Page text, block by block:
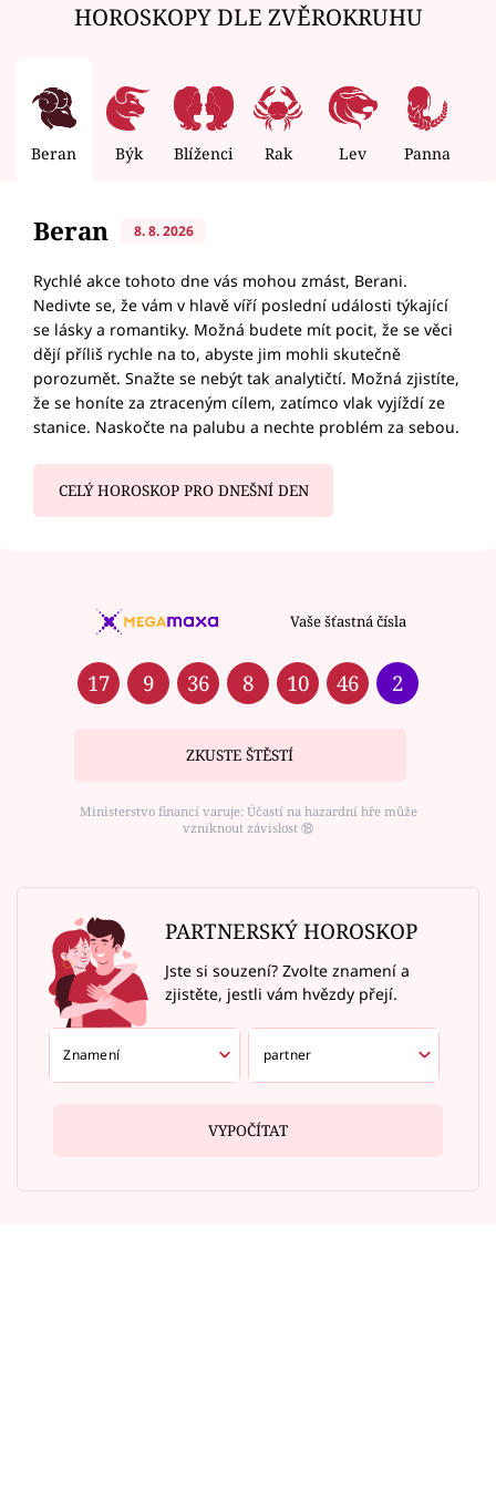
HOROSKOPY DLE ZVĚROKRUHU
Beran Býk Blíženci Rak Lev Panna
Beran 8. 8. 2026
Rychlé akce tohoto dne vás mohou zmást, Berani.
Nedivte se, že vám v hlavě víří poslední události týkající
se lásky a romantiky. Možná budete mít pocit, že se věci
dějí příliš rychle na to, abyste jim mohli skutečně
porozumět. Snažte se nebýt tak analytičtí. Možná zjistíte,
že se honíte za ztraceným cílem, zatímco vlak vyjíždí ze
stanice. Naskočte na palubu a nechte problém za sebou.
CELÝ HOROSKOP PRO DNEŠNÍ DEN
Vaše šťastná čísla
17 9 36 8 10 46 2
ZKUSTE ŠTĚSTÍ
Ministerstvo financí varuje: Účastí na hazardní hře může
vzniknout závislost ⑱
PARTNERSKÝ HOROSKOP
Jste si souzení? Zvolte znamení a
zjistěte, jestli vám hvězdy přejí.
VYPOČÍTAT